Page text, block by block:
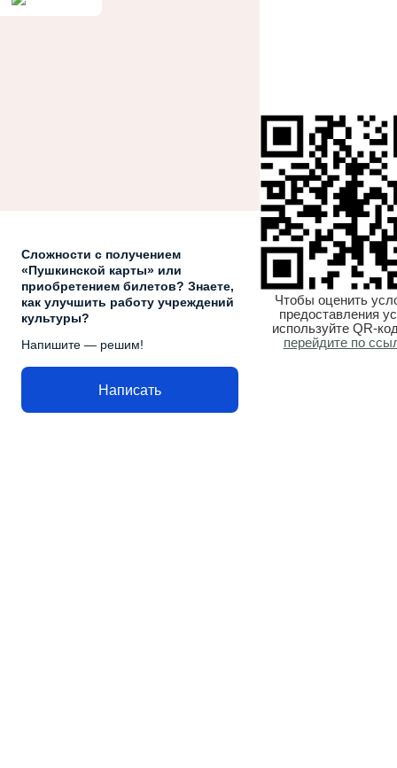
Сложности с получением
«Пушкинской карты» или
приобретением билетов? Знаете,
как улучшить работу учреждений
культуры?
Напишите — решим!
Написать
Чтобы оценить
предоставления
используйте QR-
перейдите по